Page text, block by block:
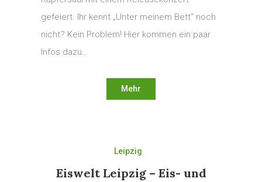
gefeiert. Ihr kennt „Unter meinem Bett“ noch
nicht? Kein Problem! Hier kommen ein paar
Infos dazu…
Mehr
Leipzig
Eiswelt Leipzig – Eis- und